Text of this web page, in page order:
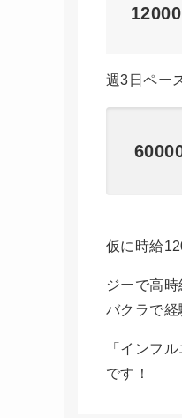
週3日ペー
仮に時給
ジーで高
バクラで経
「インフ
です！